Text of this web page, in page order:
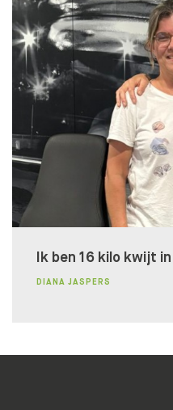
Ik ben 16 kilo kwijt
DIANA JASPERS
BENIEUWD WAT BIJ JE PAST?
Wij helpen je graag naar
gevoel!
DOE